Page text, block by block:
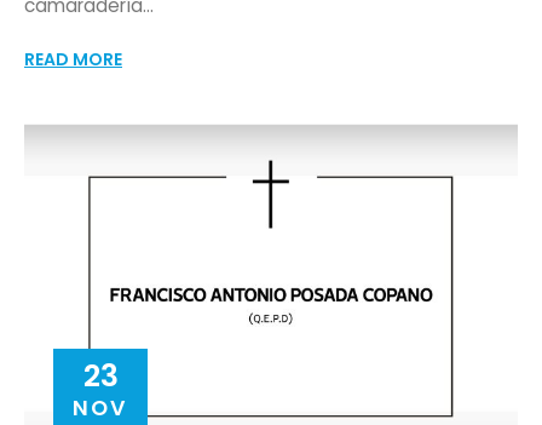
READ MORE
23
NOV